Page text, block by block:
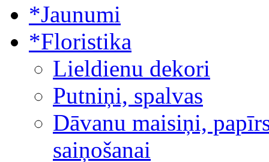
*Jaunumi
*Floristika
Lieldienu dekori
Putniņi, spalvas
Dāvanu maisiņi,
saiņošanai